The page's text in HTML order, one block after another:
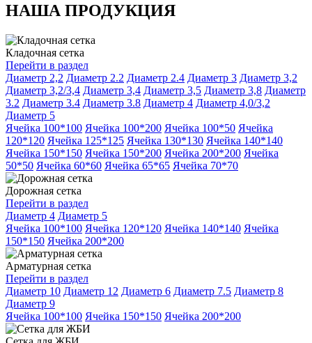
НАША ПРОДУКЦИЯ
Кладочная сетка
Перейти в раздел
Диаметр 2,2 Диаметр 2.2 Диаметр 2.4 Диаметр 3 Диаметр 3,2
Диаметр 3,2/3,4 Диаметр 3,4 Диаметр 3,5 Диаметр 3,8 Диаметр
3.2 Диаметр 3.4 Диаметр 3.8 Диаметр 4 Диаметр 4,0/3,2
Диаметр 5
Ячейка 100*100 Ячейка 100*200 Ячейка 100*50 Ячейка
120*120 Ячейка 125*125 Ячейка 130*130 Ячейка 140*140
Ячейка 150*150 Ячейка 150*200 Ячейка 200*200 Ячейка
50*50 Ячейка 60*60 Ячейка 65*65 Ячейка 70*70
Дорожная сетка
Перейти в раздел
Диаметр 4 Диаметр 5
Ячейка 100*100 Ячейка 120*120 Ячейка 140*140 Ячейка
150*150 Ячейка 200*200
Арматурная сетка
Перейти в раздел
Диаметр 10 Диаметр 12 Диаметр 6 Диаметр 7.5 Диаметр 8
Диаметр 9
Ячейка 100*100 Ячейка 150*150 Ячейка 200*200